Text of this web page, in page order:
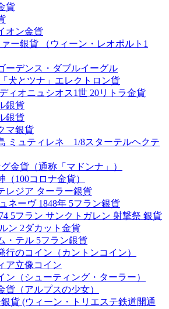
貨
オン金貨
ー銀貨 （ウィーン・レオポルト1
ーデンス・ダブルイーグル
犬とツナ」エレクトロン貨
ィオニュシオス1世 20リトラ金貨
銀貨
銀貨
マ銀貨
ミュティレネ 1/8スターテルヘクテ
金貨（通称「マドンナ」）
（100コロナ金貨）
レジア ターラー銀貨
ネーヴ 1848年 5フラン銀貨
5フラン サンクトガレン 射撃祭 銀貨
ン 2ダカット金貨
・テル 5フラン銀貨
行のコイン（カントンコイン）
ア立像コイン
ン（シューティング・ターラー）
貨（アルプスの少女）
貨 (ウィーン・トリエステ鉄道開通